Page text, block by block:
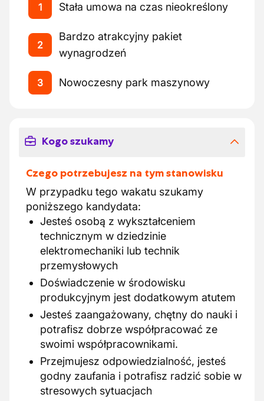
1 Stała umowa na czas nieokreślony
2
Bardzo atrakcyjny pakiet
wynagrodzeń
3 Nowoczesny park maszynowy
Kogo szukamy
Czego potrzebujesz na tym stanowisku
W przypadku tego wakatu szukamy
poniższego kandydata:
Jesteś osobą z wykształceniem
technicznym w dziedzinie
elektromechaniki lub technik
przemysłowych
Doświadczenie w środowisku
produkcyjnym jest dodatkowym atutem
Jesteś zaangażowany, chętny do nauki i
potrafisz dobrze współpracować ze
swoimi współpracownikami.
Przejmujesz odpowiedzialność, jesteś
godny zaufania i potrafisz radzić sobie w
stresowych sytuacjach